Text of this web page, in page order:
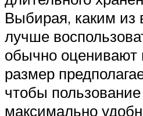
Выбирая, каким из
лучше
обычно оценивают
размер
чтобы
максимально